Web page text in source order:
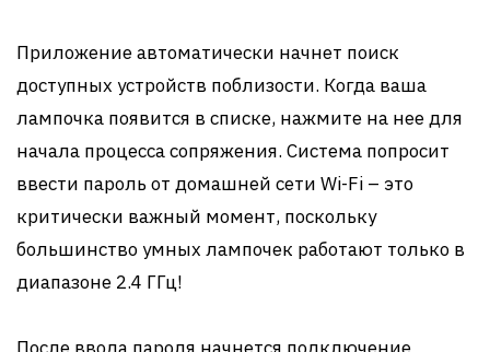
Приложение автоматически начнет поиск
доступных устройств поблизости. Когда ваша
лампочка появится в списке, нажмите на нее для
начала процесса сопряжения. Система попросит
ввести пароль от домашней сети Wi-Fi – это
критически важный момент, поскольку
большинство умных лампочек работают только в
диапазоне 2.4 ГГц!